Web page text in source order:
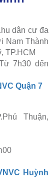
dân cư đa
Nam Thành
TP.HCM
7h30 đến
Quận 7
Thuận,
Huỳnh